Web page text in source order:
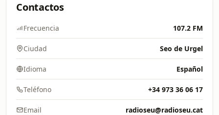
Contactos
Frecuencia 107.2 FM
Ciudad Seo de Urgel
Idioma Español
Teléfono +34 973 36 06 17
Email radioseu@radioseu.cat